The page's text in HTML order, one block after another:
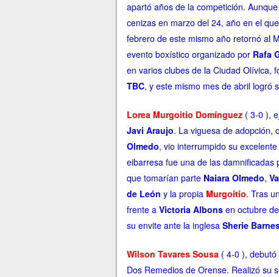
apartó años de la competición.
cenizas en marzo del 24, año en el
febrero de este mismo año retornó al
evento boxístico organizado por Rafa
en varios clubes de la Ciudad Olívica,
TBC, y este mismo mes de abrillogró
Lorea Murgoitio Domínguez( 3-0 ),
Javi Araujo. La viguesa de adopción,
Olmedo, vio interrumpido su
eibarresa fue una de las
que tomarían parte Naiara Olmedo,
de León y la propia Murgoitio. Tras
frente a Victoria Albonsen octubre
su envite ante la inglesa Sherie
Wilson Tavares Sousa( 4-0 ), debutó
Dos Remedios de Orense. Realizó su